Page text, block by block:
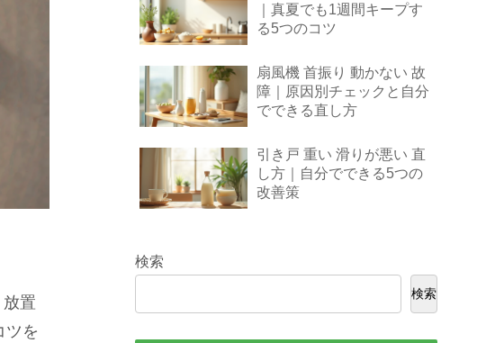
置
ツを
｜真夏でも1週間キープす
る5つのコツ
扇風機 首振り 動かない 故
障｜原因別チェックと自分
でできる直し方
引き戸 重い 滑りが悪い 直
し方｜自分でできる5つの
改善策
検索
検索